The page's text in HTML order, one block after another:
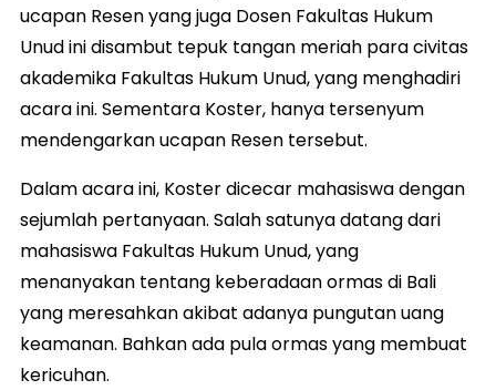
ucapan Resen yang juga Dosen Fakultas Hukum
Unud ini disambut tepuk tangan meriah para civitas
akademika Fakultas Hukum Unud, yang menghadiri
acara ini. Sementara Koster, hanya tersenyum
mendengarkan ucapan Resen tersebut.
Dalam acara ini, Koster dicecar mahasiswa dengan
sejumlah pertanyaan. Salah satunya datang dari
mahasiswa Fakultas Hukum Unud, yang
menanyakan tentang keberadaan ormas di Bali
yang meresahkan akibat adanya pungutan uang
keamanan. Bahkan ada pula ormas yang membuat
kericuhan.